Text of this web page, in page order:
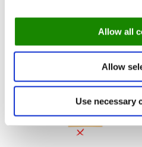
Allow all
Allow
Use necessary
også plassere et bilde eller